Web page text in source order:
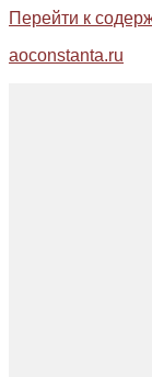
Перейти к
aoconstanta.ru